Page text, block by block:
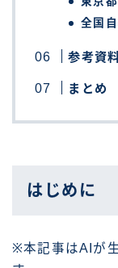
全国
参考資
まとめ
はじめに
※本記事はAIが